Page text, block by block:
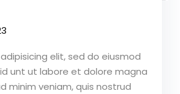
elit, sed do eiusmod
unt ut labore et dolore magna
minim veniam, quis nostrud